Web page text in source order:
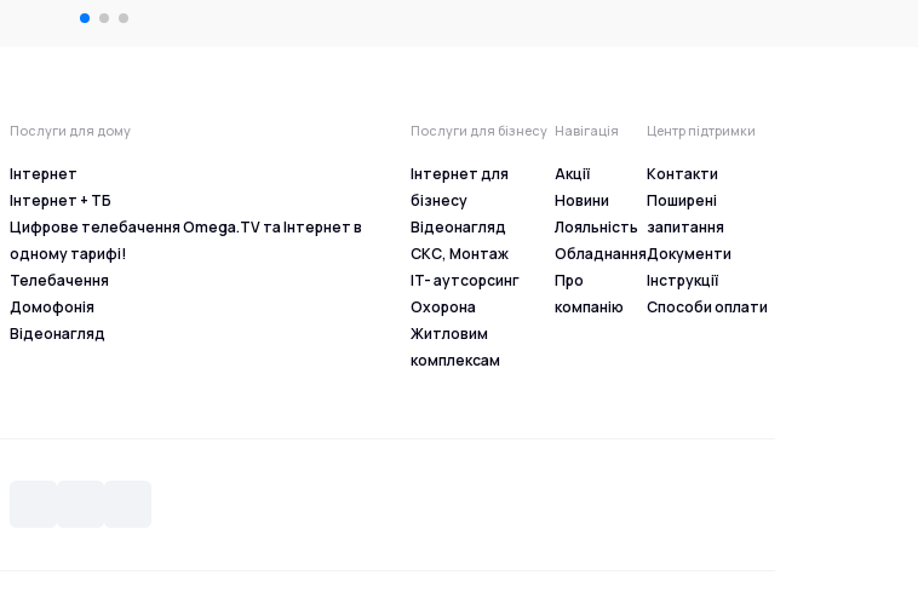
Послуги для дому
Інтернет
Інтернет + ТБ
Цифрове телебачення Omega.TV та Інтернет в
одному тарифі!
Телебачення
Домофонія
Відеонагляд
Послуги для бізнесу
Інтернет для
бізнесу
Відеонагляд
СКС, Монтаж
IT- аутсорсинг
Охорона
Житловим
комплексам
Навігація
Акції
Новини
Лояльність
Обладнання
Про
компанію
Центр підтримки
Контакти
Поширені
запитання
Документи
Інструкції
Способи оплати